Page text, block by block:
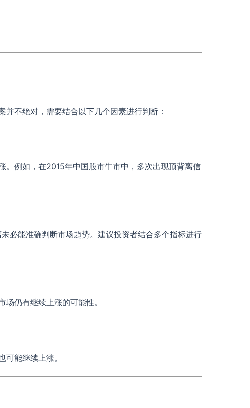
不绝对，需要结合以下几个因素进行判断：
。例如，在2015年中国股市牛市中，多次出现顶背离信
必能准确判断市场趋势。建议投资者结合多个指标进行
仍有继续上涨的可能性。
能继续上涨。